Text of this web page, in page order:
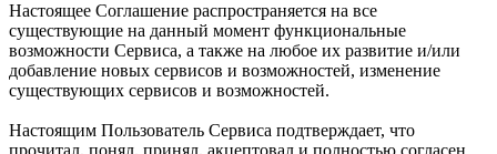
Настоящее Соглашение распространяется на все
существующие на данный момент функциональные
возможности Сервиса, а также на любое их развитие и/или
добавление новых сервисов и возможностей, изменение
существующих сервисов и возможностей.
Настоящим Пользователь Сервиса подтверждает, что
прочитал, понял, принял, акцептовал и полностью согласен